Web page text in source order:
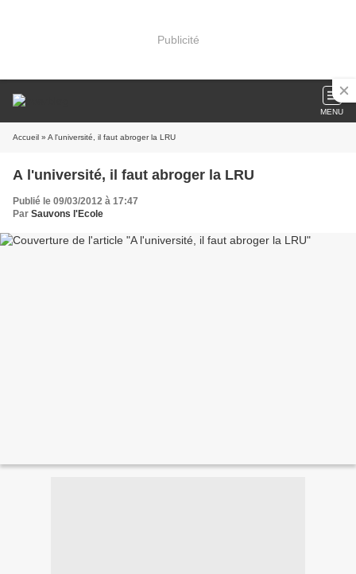
Publicité
MENU
Accueil » A l'université, il faut abroger la LRU
A l'université, il faut abroger la LRU
Publié le 09/03/2012 à 17:47
Par Sauvons l'Ecole